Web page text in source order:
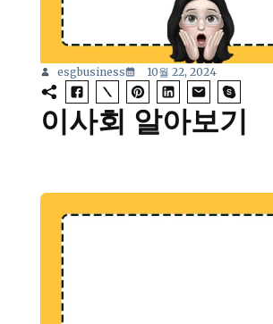
esgbusiness 10월 22, 2024
이사회 알아보기